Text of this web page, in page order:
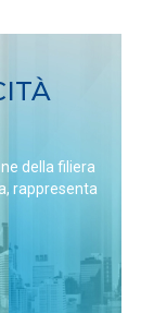
della filiera
rappresenta